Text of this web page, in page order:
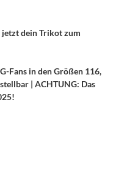
dein Trikot zum
Fans in den Größen 116,
| ACHTUNG: Das